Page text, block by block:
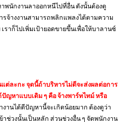
พนักงานลาออกหนีไปที่อื่น ดังนั้นต้องดู
รจ้างงานสามารถพลิกแพลงได้ตามความ
ราก็ไปเพิ่มเป้ายอดขายขึ้นเพื่อให้บาลานซ์
ต่ละกะ จุดนี้ถ้าบริหารไม่ดีจะส่งผลต่อการ
ญหาแบบเดิม ๆ คือ จ้างพาร์ทไทม์ หรือ
งานได้ดีปัญหานี้จะเกิดน้อยมาก ต้องดูว่า
ช่วงนั้นเป็นหลัก ส่วนช่วงอื่น ๆ จัดพนักงาน